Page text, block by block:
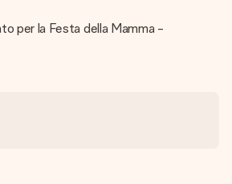
per la Festa della Mamma -